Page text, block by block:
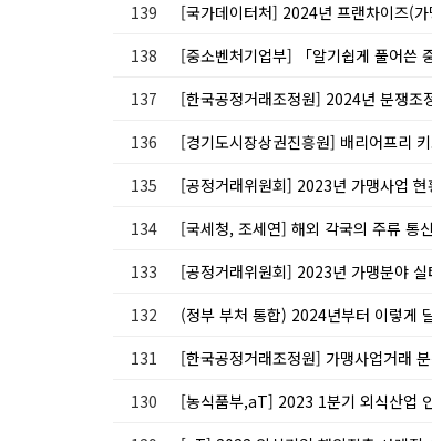
139
[국가데이터처] 2024년 프랜차이즈(
138
[중소벤처기업부] 「알기쉽게 풀어쓴
137
[한국공정거래조정원] 2024년 분쟁조
136
[경기도시장상권진흥원] 배리어프리
135
[공정거래위원회] 2023년 가맹사업 현
134
[국세청, 조세연] 해외 각국의 주류 통
133
[공정거래위원회] 2023년 가맹분야
132
(정부 부처 통합) 2024년부터 이렇게
131
[한국공정거래조정원] 가맹사업거래
130
[농식품부,aT] 2023 1분기 외식산업